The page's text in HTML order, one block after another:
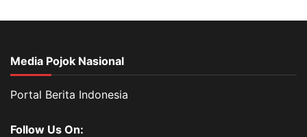
Media Pojok Nasional
Portal Berita Indonesia
Follow Us On: